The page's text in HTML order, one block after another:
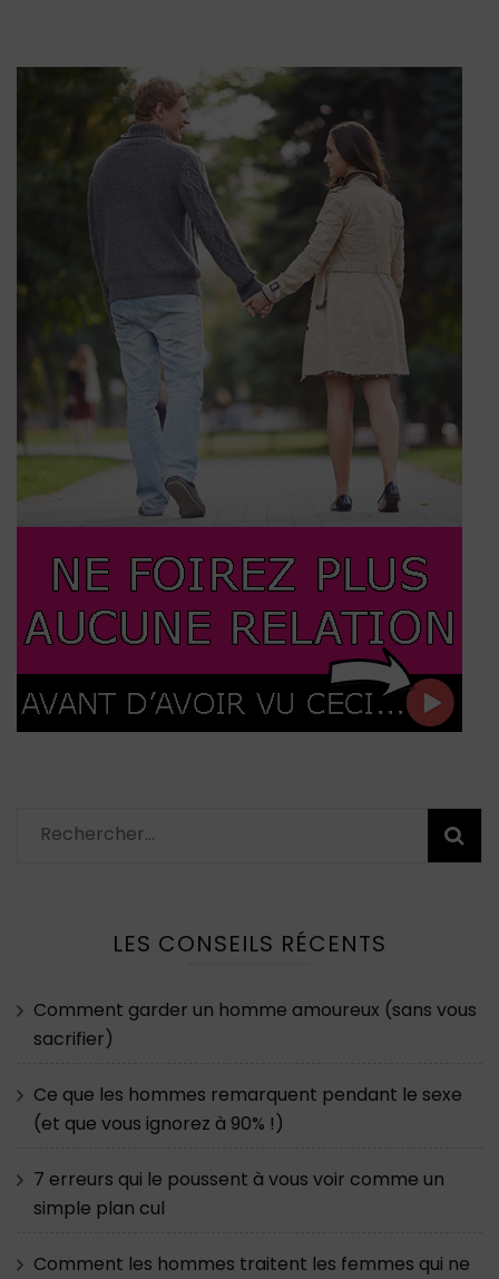
Rechercher :
LES CONSEILS RÉCENTS
Comment garder un homme amoureux (sans vous
sacrifier)
Ce que les hommes remarquent pendant le sexe
(et que vous ignorez à 90% !)
7 erreurs qui le poussent à vous voir comme un
simple plan cul
Comment les hommes traitent les femmes qui ne